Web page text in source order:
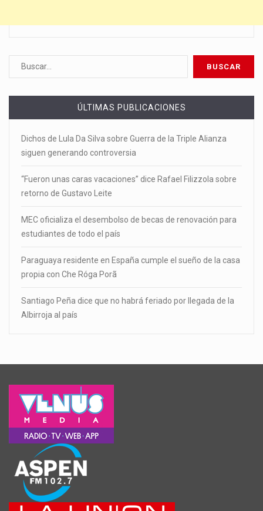
ÚLTIMAS PUBLICACIONES
Dichos de Lula Da Silva sobre Guerra de la Triple Alianza
siguen generando controversia
“Fueron unas caras vacaciones” dice Rafael Filizzola sobre
retorno de Gustavo Leite
MEC oficializa el desembolso de becas de renovación para
estudiantes de todo el país
Paraguaya residente en España cumple el sueño de la casa
propia con Che Róga Porã
Santiago Peña dice que no habrá feriado por llegada de la
Albirroja al país